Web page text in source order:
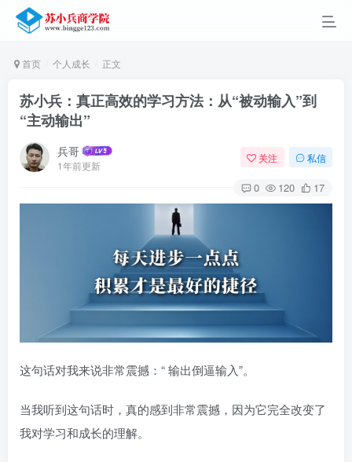
首页 个人成长 正文
苏小兵：真正高效的学习方法：从“被动输入”到
“主动输出”
兵哥
1年前更新
关注 私信
0 120 17
这句话对我来说非常震撼：“ 输出倒逼输入”。
当我听到这句话时，真的感到非常震撼，因为它完全改变了
我对学习和成长的理解。